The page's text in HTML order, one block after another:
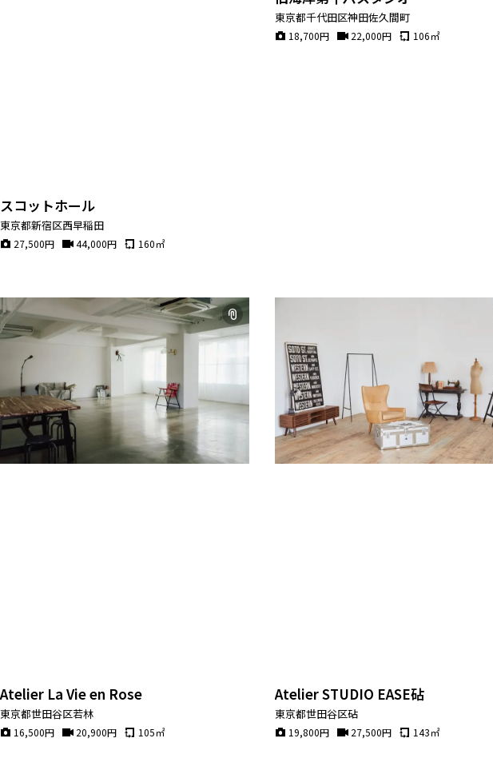
スコットホール
東京都新宿区西早稲田
27,500円 44,000円 160㎡
東京都千代田区神田佐久間町
18,700円 22,000円 106㎡
Atelier La Vie en Rose
東京都世田谷区若林
16,500円 20,900円 105㎡
Atelier STUDIO EASE砧
東京都世田谷区砧
19,800円 27,500円 143㎡